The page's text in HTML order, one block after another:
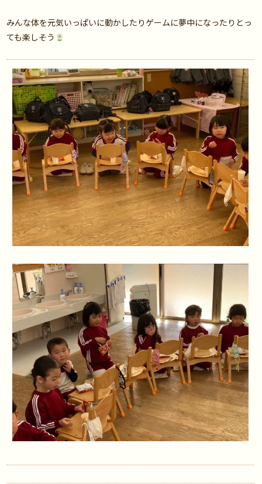
みんな体を元気いっぱいに動かしたりゲームに夢中になったりとっ
ても楽しそう